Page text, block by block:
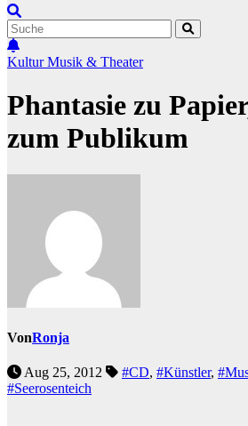
KulturMusik & Theater
Phantasie zu
zum Publikum
VonRonja
Aug 25, 2012 #CD, #Künstler,
#Seerosenteich